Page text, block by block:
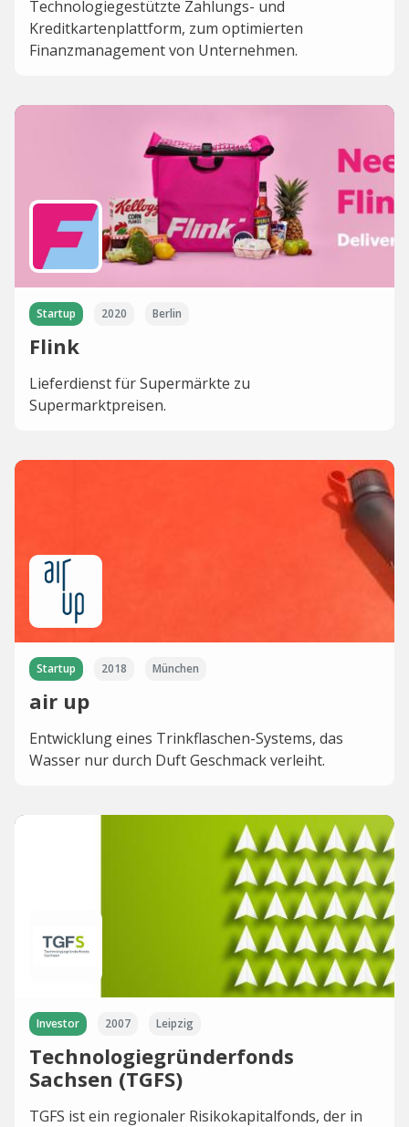
Technologiegestützte Zahlungs- und
Kreditkartenplattform, zum optimierten
Finanzmanagement von Unternehmen.
Startup 2020 Berlin
Flink
Lieferdienst für Supermärkte zu
Supermarktpreisen.
Startup 2018 München
air up
Entwicklung eines Trinkflaschen-Systems, das
Wasser nur durch Duft Geschmack verleiht.
Investor 2007 Leipzig
Technologiegründerfonds
Sachsen (TGFS)
TGFS ist ein regionaler Risikokapitalfonds, der in